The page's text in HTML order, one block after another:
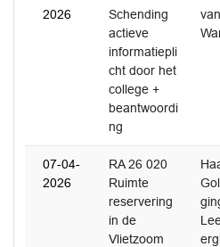
2026
Schending
actieve
informatiepli
cht door het
college +
beantwoordi
ng
van
07-04-
2026
RA 26 020
Ruimte
reservering
in de
Vlietzoom